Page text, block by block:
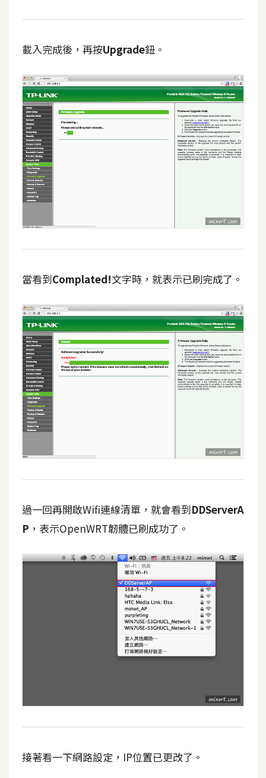
開
熱
門
文
章
全
站
導
合
作
提
案
載入完成後，再按Upgrade鈕。
當看到Complated!文字時，就表示已刷完成了。
過一回再開啟Wifi連線清單，就會看到DDServerA
P ，表示OpenWRT韌體已刷成功了。
接著看一下網路設定，IP位置已更改了。